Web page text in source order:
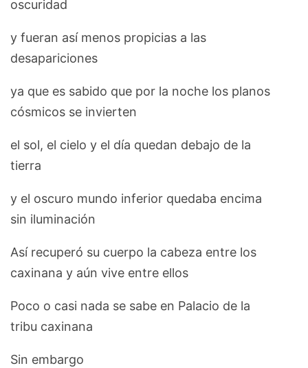
oscuridad
y fueran así menos propicias a las
desapariciones
ya que es sabido que por la noche los planos
cósmicos se invierten
el sol, el cielo y el día quedan debajo de la
tierra
y el oscuro mundo inferior quedaba encima
sin iluminación
Así recuperó su cuerpo la cabeza entre los
caxinana y aún vive entre ellos
Poco o casi nada se sabe en Palacio de la
tribu caxinana
Sin embargo